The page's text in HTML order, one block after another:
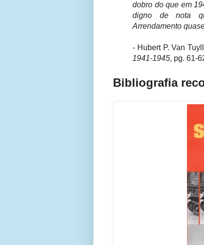
dobro do que em
digno de nota
Arrendamento
- Hubert P. Van
1941-1945, pg. 61-
Bibliografia